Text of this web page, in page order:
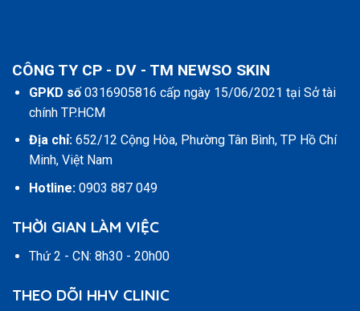
CÔNG TY CP - DV - TM NEWSO SKIN
GPKD số0316905816 cấp ngày 15/06/2021 tại Sở tài
chính TP.HCM
Địa chỉ:652/12 Cộng Hòa, Phường Tân Bình, TP Hồ Chí
Minh, Việt Nam
Hotline:0903 887 049
THỜI GIAN LÀM VIỆC
Thứ 2 - CN: 8h30 - 20h00
THEO DÕI HHV CLINIC